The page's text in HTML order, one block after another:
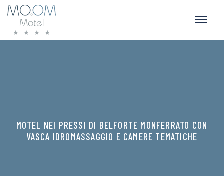
MOTEL NEI PRESSI DI BELFORTE MONFERRATO CON
VASCA IDROMASSAGGIO E CAMERE TEMATICHE